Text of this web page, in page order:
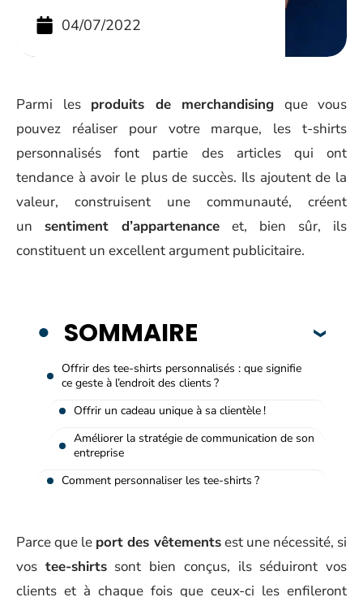
04/07/2022
Parmi les produits de merchandising que vous
pouvez réaliser pour votre marque, les t-shirts
personnalisés font partie des articles qui ont
tendance à avoir le plus de succès. Ils ajoutent de la
valeur, construisent une communauté, créent
un sentiment d’appartenance et, bien sûr, ils
constituent un excellent argument publicitaire.
SOMMAIRE
Offrir des tee-shirts personnalisés : que signifie
ce geste à l’endroit des clients ?
Offrir un cadeau unique à sa clientèle !
Améliorer la stratégie de communication de son
entreprise
Comment personnaliser les tee-shirts ?
Parce que le port des vêtementsest une nécessité, si
vos tee-shirtssont bien conçus, ils séduiront vos
clients et à chaque fois que ceux-ci les enfileront